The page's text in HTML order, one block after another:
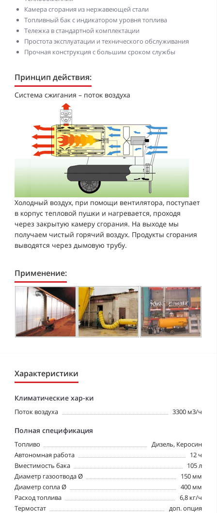
Камера сгорания из нержавеющей стали
Топливный бак с индикатором уровня топлива
Тележка в стандартной комплектации
Простота эксплуатации и технического обслуживания
Прочная конструкция с большим сроком службы
Принцип действия:
Система сжигания – поток воздуха
Холодный воздух, при помощи вентилятора, поступает
в корпус тепловой пушки и нагревается, проходя
через закрытую камеру сгорания. На выходе мы
получаем чистый горячий воздух. Продукты сгорания
выводятся через дымовую трубу.
Применение:
Характеристики
Климатические хар-ки
Поток воздуха 3300 м3/ч
Полная спецификация
Топливо
Дизель, Керосин
Автономная работа
12 ч
Вместимость бака
105 л
Диаметр газоотвода Ø
150 мм
Диаметр сопла Ø
400 мм
Расход топлива
6,8 кг/ч
Термостат
доп. опция